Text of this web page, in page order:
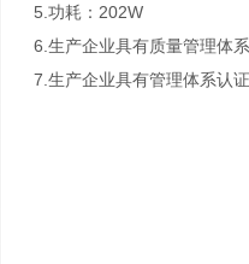
5.功耗：202W
6.生产企业具有质量管理体系
7.生产企业具有管理体系认证